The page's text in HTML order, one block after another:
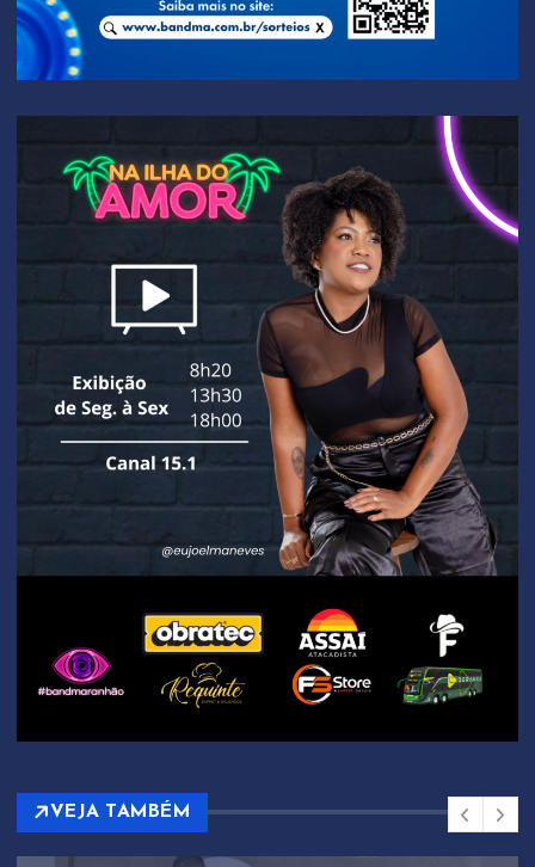
VEJA TAMBÉM